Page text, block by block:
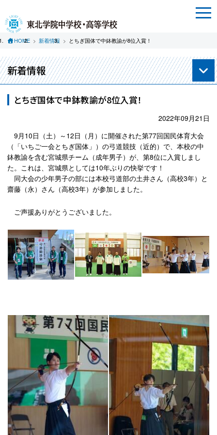
HOME 新着情報 とちぎ国体で中鉢教諭が8位入賞！
新着情報
とちぎ国体で中鉢教諭が8位入賞！
2022年09月21日
9月10日（土）～12日（月）に開催された第77回国民体育大会
（「いちご一会とちぎ国体」）の弓道競技（近的）で、本校の中
鉢教諭を含む宮城県チーム（成年男子）が、第8位に入賞しまし
た。これは、宮城県としては10年ぶりの快挙です！
同大会の少年男子の部には本校弓道部の土井さん（高校3年）と
齋藤（永）さん（高校3年）が参加しました。
ご声援ありがとうございました。